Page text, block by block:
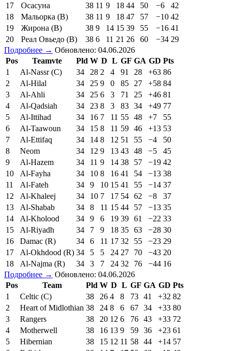
17
Осасуна 38 11 9 18 44 50 −6
42
18
Мальорка (В) 38 11 9 18 47 57 −10 42
19
Жирона (В) 38 9 14 15 39 55 −16 41
20
Реал Овьедо (В) 38 6 11 21 26 60 −34 29
Подробнее → Обновлено: 04.06.2026
Pos
Teamvte Pld W D L GF GA GD Pts
1
Al-Nassr (C) 34 28 2 4 91 28 +63 86
2
Al-Hilal 34 25 9 0 85 27 +58 84
3
Al-Ahli 34 25 6 3 71 25 +46 81
4
Al-Qadsiah 34 23 8 3 83 34 +49 77
5
Al-Ittihad 34 16 7 11 55 48 +7
55
6
Al-Taawoun 34 15 8 11 59 46 +13 53
7
Al-Ettifaq 34 14 8 12 51 55 −4
50
8
Neom 34 12 9 13 43 48 −5
45
9
Al-Hazem 34 11 9 14 38 57 −19 42
10
Al-Fayha 34 10 8 16 41 54 −13 38
11
Al-Fateh 34 9 10 15 41 55 −14 37
12
Al-Khaleej 34 10 7 17 54 62 −8
37
13
Al-Shabab 34 8 11 15 44 57 −13 35
14
Al-Kholood 34 9 6 19 39 61 −22 33
15
Al-Riyadh 34 7 9 18 35 63 −28 30
16
Damac (R) 34 6 11 17 32 55 −23 29
17
Al-Okhdood (R) 34 5 5 24 27 70 −43 20
18
Al-Najma (R) 34 3 7 24 32 76 −44 16
Подробнее → Обновлено: 04.06.2026
Pos
Team Pld W D L GF GA GD Pts
1
Celtic (C) 38 26 4 8 73 41 +32 82
2
Heart of Midlothian 38 24 8 6 67 34 +33 80
3
Rangers 38 20 12 6 76 43 +33 72
4
Motherwell 38 16 13 9 59 36 +23 61
5
Hibernian 38 15 12 11 58 44 +14 57